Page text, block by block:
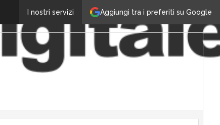
Aggiungi tra i preferiti su Google
I nostri servizi